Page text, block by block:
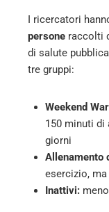
I ricercatori
persone raccolti
di salute
tre gruppi:
Weekend
150 minuti
giorni
Allenamento
esercizio,
Inattivi: